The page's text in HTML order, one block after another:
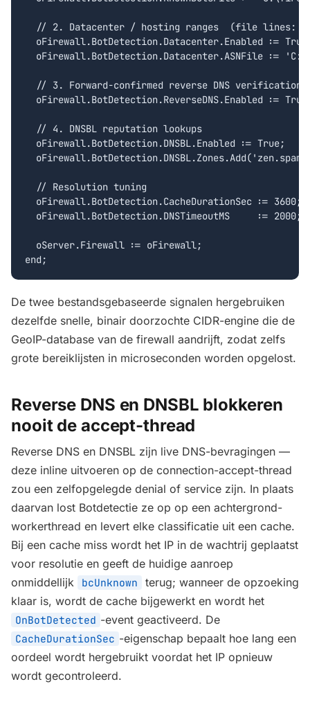
// 2. Datacenter / hosting ranges  (file lines:
oFirewall.BotDetection.Datacenter.Enabled :=
oFirewall.BotDetection.Datacenter.ASNFile :=
  // 3. Forward-confirmed reverse DNS verification
oFirewall.BotDetection.ReverseDNS.Enabled :=
  // 4. DNSBL reputation lookups
  oFirewall.BotDetection.DNSBL.Enabled := True;
  // Resolution tuning
oFirewall.BotDetection.CacheDurationSec := 3600;
  oFirewall.BotDetection.DNSTimeoutMS     := 2000;
  oServer.Firewall := oFirewall;
end;
De twee bestandsgebaseerde signalen hergebruiken
dezelfde snelle, binair doorzochte CIDR-engine die de
GeoIP-database van de firewall aandrijft, zodat zelfs
grote bereiklijsten in microseconden worden opgelost.
Reverse DNS en DNSBL blokkeren
nooit de accept-thread
Reverse DNS en DNSBL zijn live DNS-bevragingen —
deze inline uitvoeren op de connection-accept-thread
zou een zelfopgelegde denial of service zijn. In plaats
daarvan lost Botdetectie ze op op een achtergrond-
workerthread en levert elke classificatie uit een cache.
Bij een cache miss wordt het IP in de wachtrij geplaatst
voor resolutie en geeft de huidige aanroep
onmiddellijk
bcUnknown
terug; wanneer de opzoeking
klaar is, wordt de cache bijgewerkt en wordt het
OnBotDetected -event geactiveerd. De
CacheDurationSec -eigenschap bepaalt hoe lang een
oordeel wordt hergebruikt voordat het IP opnieuw
wordt gecontroleerd.